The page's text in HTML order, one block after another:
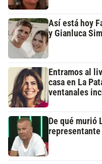
Así está hoy
y Gianluca
Entramos al
casa en La
ventanales
De qué murió